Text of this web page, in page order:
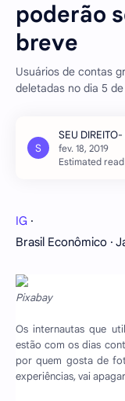
poderão
breve
Usuários de contas
deletadas no dia 5
Estimated read
IG ·
Brasil Econômico ·
Pixabay
Os internautas que
estão com os dias
por quem gosta de
experiências, vai